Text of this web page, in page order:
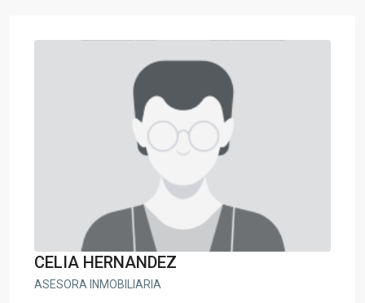
CELIA HERNANDEZ
ASESORA INMOBILIARIA